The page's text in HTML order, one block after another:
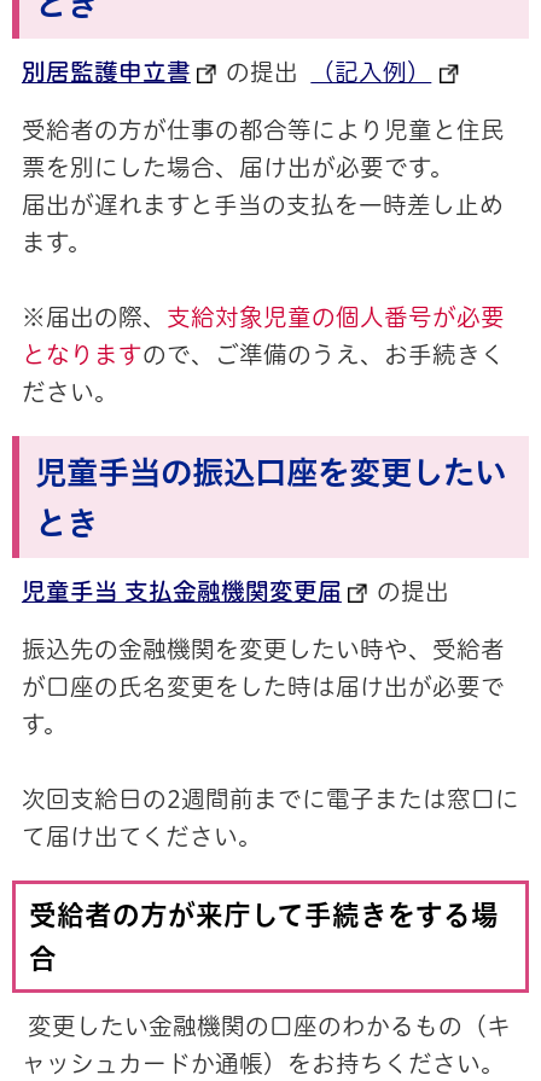
別居監護申立書 の提出 （記入例）
受給者の方が仕事の都合等により児童と住民
票を別にした場合、届け出が必要です。
届出が遅れますと手当の支払を一時差し止め
ます。
※届出の際、 支給対象児童の個人番号が必要
となりますので、ご準備のうえ、お手続きく
ださい。
児童手当の振込口座を変更したい
とき
児童手当 支払金融機関変更届 の提出
振込先の金融機関を変更したい時や、受給者
が口座の氏名変更をした時は届け出が必要で
す。
次回支給日の2週間前までに電子または窓口に
て届け出てください。
受給者の方が来庁して手続きをする場
合
変更したい金融機関の口座のわかるもの（キ
ャッシュカードか通帳）をお持ちください。